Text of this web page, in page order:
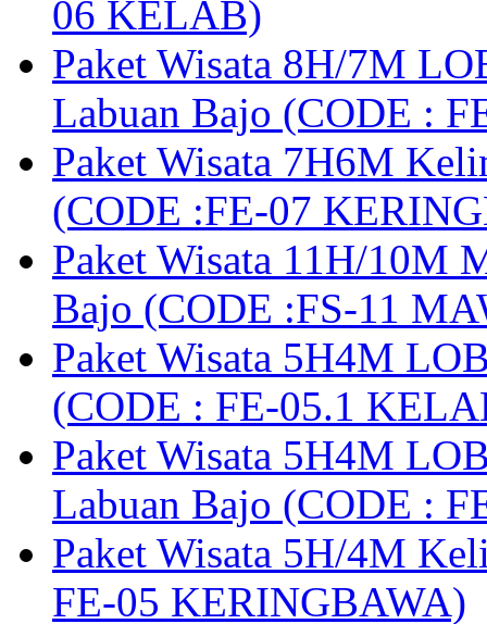
06 KELAB)
Paket Wisata 8H/7M
Labuan Bajo (CODE :
Paket Wisata 7H6M
(CODE :FE-07
Paket Wisata 11H/10M
Bajo (CODE :FS-11
Paket Wisata 5H4M
(CODE : FE-05.1
Paket Wisata 5H4M
Labuan Bajo (CODE :
Paket Wisata 5H/4M
FE-05 KERINGBAWA)